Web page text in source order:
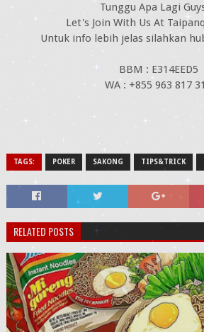
Tunggu Apa Lagi
Let's Join With Us At
Untuk info lebih jelas silahkan
BBM : E314EED5
WA : +855 963 817
TAGS: POKER SAKONG TIPS&TRICK
RELATED POSTS